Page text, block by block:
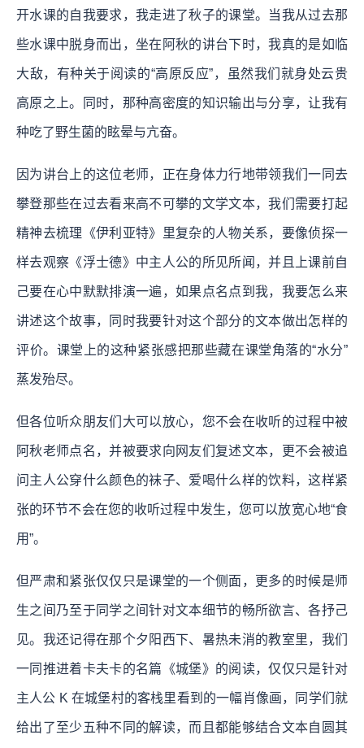
开水课的自我要求，我走进了秋子的课堂。当我从过去那
些水课中脱身而出，坐在阿秋的讲台下时，我真的是如临
大敌，有种关于阅读的“高原反应”，虽然我们就身处云贵
高原之上。同时，那种高密度的知识输出与分享，让我有
种吃了野生菌的眩晕与亢奋。
因为讲台上的这位老师，正在身体力行地带领我们一同去
攀登那些在过去看来高不可攀的文学文本，我们需要打起
精神去梳理《伊利亚特》里复杂的人物关系，要像侦探一
样去观察《浮士德》中主人公的所见所闻，并且上课前自
己要在心中默默排演一遍，如果点名点到我，我要怎么来
讲述这个故事，同时我要针对这个部分的文本做出怎样的
评价。课堂上的这种紧张感把那些藏在课堂角落的“水分”
蒸发殆尽。
但各位听众朋友们大可以放心，您不会在收听的过程中被
阿秋老师点名，并被要求向网友们复述文本，更不会被追
问主人公穿什么颜色的袜子、爱喝什么样的饮料，这样紧
张的环节不会在您的收听过程中发生，您可以放宽心地“食
用”。
但严肃和紧张仅仅只是课堂的一个侧面，更多的时候是师
生之间乃至于同学之间针对文本细节的畅所欲言、各抒己
见。我还记得在那个夕阳西下、暑热未消的教室里，我们
一同推进着卡夫卡的名篇《城堡》的阅读，仅仅只是针对
主人公 K 在城堡村的客栈里看到的一幅肖像画，同学们就
给出了至少五种不同的解读，而且都能够结合文本自圆其